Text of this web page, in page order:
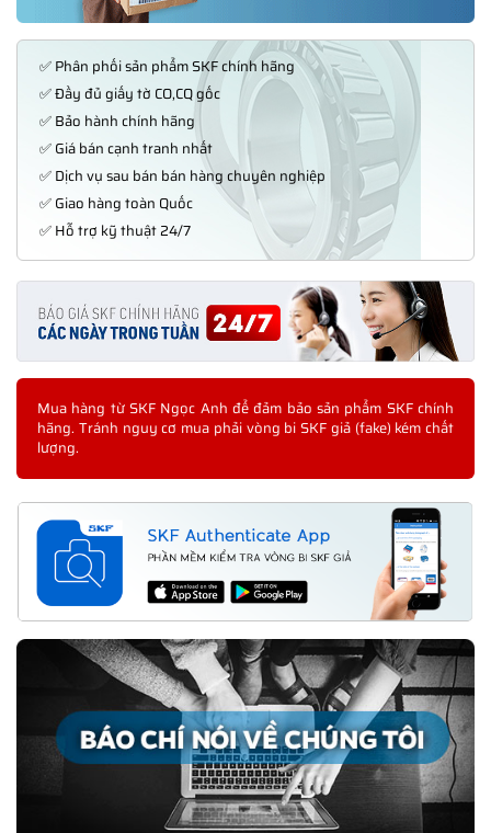
✅ Phân phối sản phẩm SKF chính hãng
✅ Đầy đủ giấy tờ CO,CQ gốc
✅ Bảo hành chính hãng
✅ Giá bán cạnh tranh nhất
✅ Dịch vụ sau bán bán hàng chuyên nghiệp
✅ Giao hàng toàn Quốc
✅ Hỗ trợ kỹ thuật 24/7
Mua hàng từ SKF Ngọc Anh để đảm bảo sản phẩm SKF chính
hãng. Tránh nguy cơ mua phải vòng bi SKF giả (fake) kém chất
lượng.